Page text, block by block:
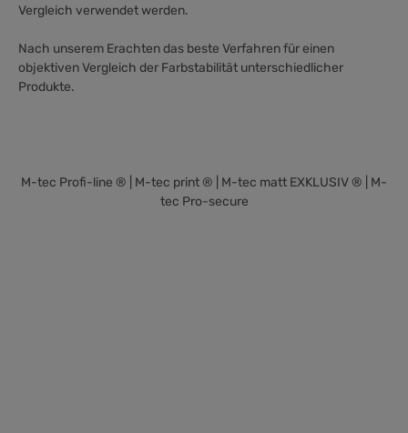
Vergleich verwendet werden.
Nach unserem Erachten das beste Verfahren für einen
objektiven Vergleich der Farbstabilität unterschiedlicher
Produkte.
M-tec Profi-line ® M-tec print ® M-tec matt EXKLUSIV ®
M-
tec Pro-secure